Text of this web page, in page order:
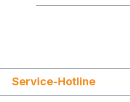
Service-Hotline